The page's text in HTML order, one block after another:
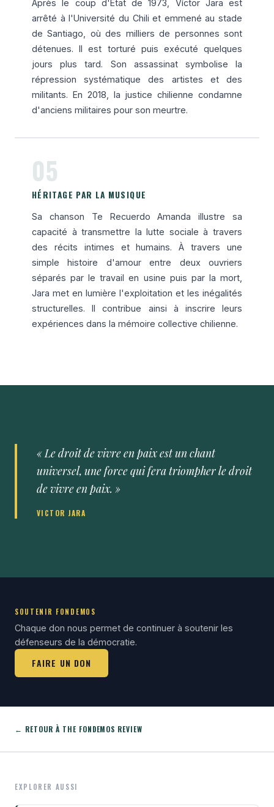
Après le coup d'État de 1973, Víctor Jara est
arrêté à l'Université du Chili et emmené au stade
de Santiago, où des milliers de personnes sont
détenues. Il est torturé puis exécuté quelques
jours plus tard. Son assassinat symbolise la
répression systématique des artistes et des
militants. En 2018, la justice chilienne condamne
d'anciens militaires pour son meurtre.
05
HÉRITAGE PAR LA MUSIQUE
Sa chanson Te Recuerdo Amanda illustre sa
capacité à transmettre la lutte sociale à travers
des récits intimes et humains. À travers une
simple histoire d'amour entre deux ouvriers
séparés par le travail en usine puis par la mort,
Jara met en lumière l'exploitation et les inégalités
structurelles. Il contribue ainsi à inscrire leurs
expériences dans la mémoire collective chilienne.
« Le droit de vivre en paix est un chant
universel, une force qui fera triompher le droit
de vivre en paix. »
VICTOR JARA
SOUTENIR FONDEMOS
Chaque don nous permet de continuer à soutenir les
défenseurs de la démocratie.
FAIRE UN DON
← RETOUR À THE FONDEMOS REVIEW
EXPLORER AUSSI